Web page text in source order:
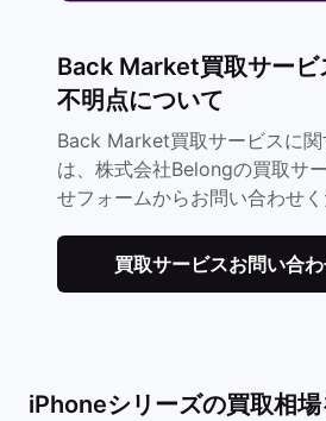
Back Market買取サービ
不明点について
Back Market買取サービスに
は、株式会社Belongの買取サ
せフォームからお問い合わせく
買取サービスお問い合
iPhoneシリーズの買取相